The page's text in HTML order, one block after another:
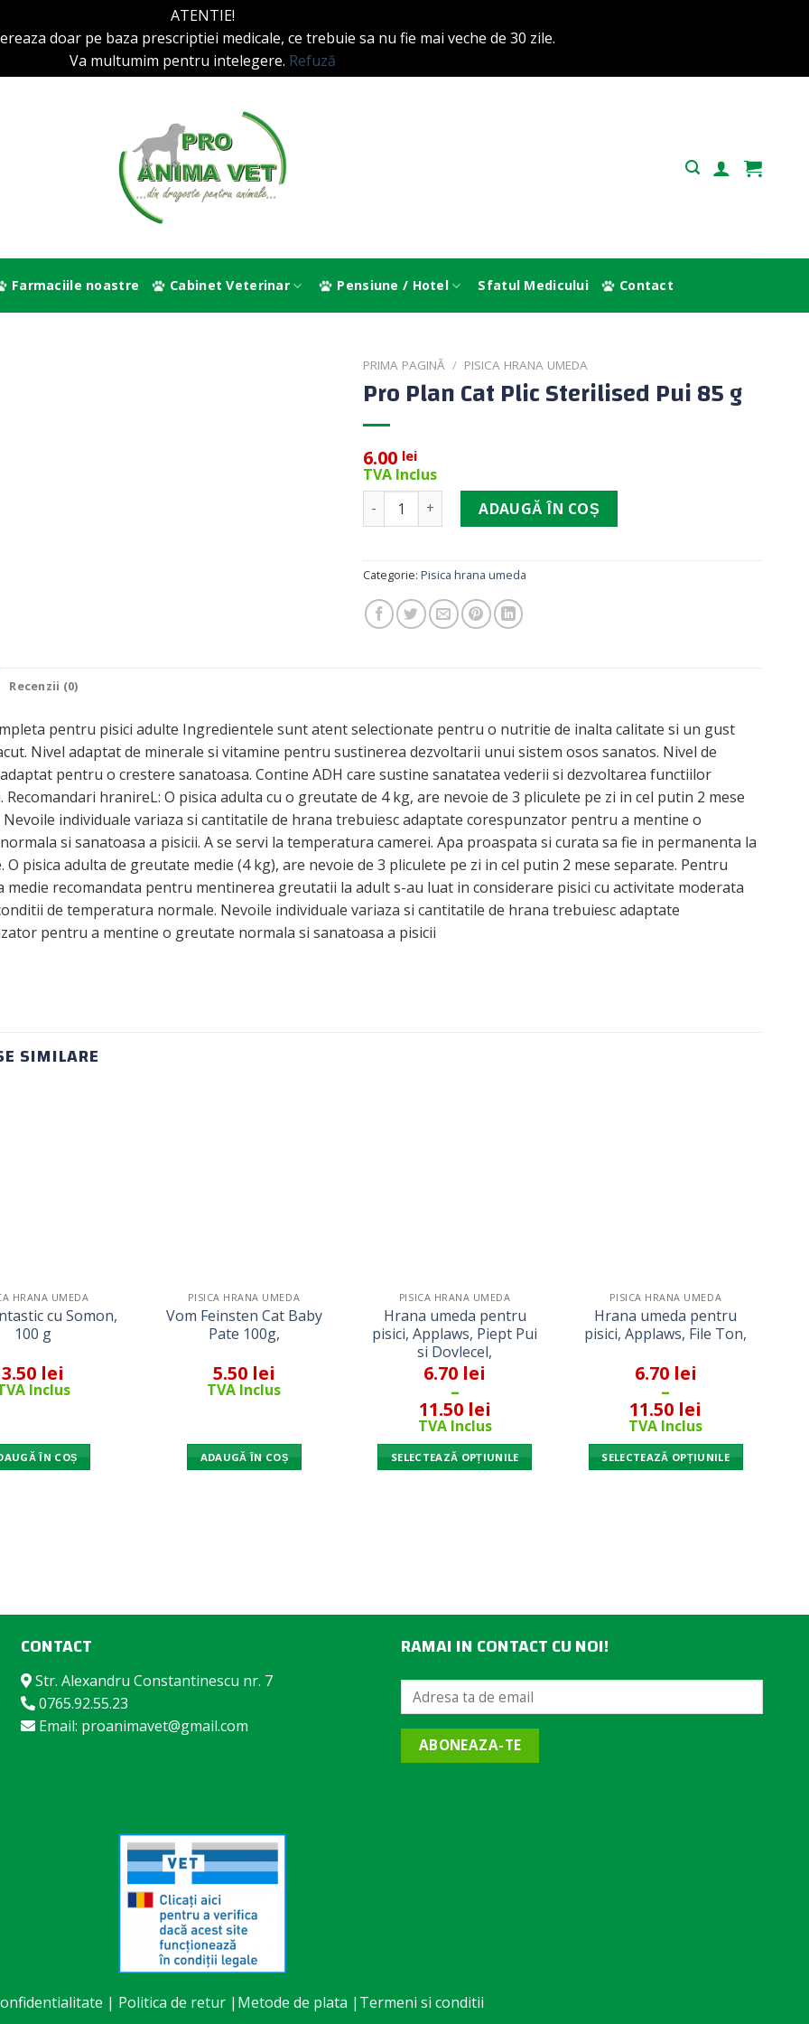
ATENTIE!
doar pe baza prescriptiei medicale, ce trebuie sa nu fie mai veche de 30 zile.
Va multumim pentru intelegere. Refuză
Farmaciile noastre Cabinet Veterinar Pensiune / Hotel Sfatul Medicului Contact
PRIMA PAGINĂ / PISICA HRANA UMEDA
Pro Plan Cat Plic Sterilised Pui 85 g
6.00 lei
TVA Inclus
Cantitate Pro Plan Cat Plic Sterilised Pui 85 g
ADAUGĂ ÎN COȘ
Categorie: Pisica hrana umeda
Recenzii (0)
pentru pisici adulte Ingredientele sunt atent selectionate pentru o nutritie de inalta calitate si un gust
Nivel adaptat de minerale si vitamine pentru sustinerea dezvoltarii unui sistem osos sanatos. Nivel de
pentru o crestere sanatoasa. Contine ADH care sustine sanatatea vederii si dezvoltarea functiilor
Recomandari hranireL: O pisica adulta cu o greutate de 4 kg, are nevoie de 3 pliculete pe zi in cel putin 2 mese
Nevoile individuale variaza si cantitatile de hrana trebuiesc adaptate corespunzator pentru a mentine o
si sanatoasa a pisicii. A se servi la temperatura camerei. Apa proaspata si curata sa fie in permanenta la
O pisica adulta de greutate medie (4 kg), are nevoie de 3 pliculete pe zi in cel putin 2 mese separate. Pentru
medie recomandata pentru mentinerea greutatii la adult s-au luat in considerare pisici cu activitate moderata
de temperatura normale. Nevoile individuale variaza si cantitatile de hrana trebuiesc adaptate
pentru a mentine o greutate normala si sanatoasa a pisicii
SIMILARE
HRANA UMEDA
cu Somon,
100 g
3.50 lei
Inclus
ÎN COȘ
PISICA HRANA UMEDA
Vom Feinsten Cat Baby
Pate 100g,
5.50 lei
TVA Inclus
ADAUGĂ ÎN COȘ
PISICA HRANA UMEDA
Hrana umeda pentru
pisici, Applaws, Piept Pui
si Dovlecel,
6.70 lei
–
11.50 lei
TVA Inclus
SELECTEAZĂ OPȚIUNILE
PISICA HRANA UMEDA
Hrana umeda pentru
pisici, Applaws, File Ton,
6.70 lei
–
11.50 lei
TVA Inclus
SELECTEAZĂ OPȚIUNILE
CONTACT
Str. Alexandru Constantinescu nr. 7
0765.92.55.23
Email: proanimavet@gmail.com
RAMAI IN CONTACT CU NOI!
ABONEAZA-TE
| Politica de retur| Metode de plata | Termeni si conditii